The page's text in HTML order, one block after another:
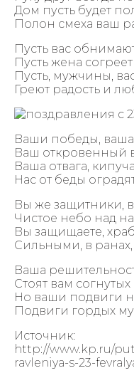
Дом пусть будет
Полон смеха ваш
Пусть вас
Пусть жена
Пусть, мужчины,
Греют радость и
Ваши победы,
Ваш откровенный
Ваша отвага,
Нас от беды
Вы же защитники,
Чистое небо над
Вы защищаете,
Сильными, в
Ваша
Стоят вам
Но ваши подвиги
Подвиги гордых
Источник:
http://www.kp.ru/
ravleniya-s-23-